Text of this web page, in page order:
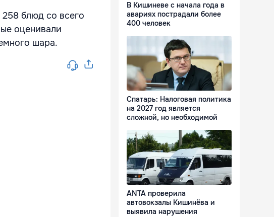
258 блюд со всего
оценивали
шара.
В Кишиневе с начала года в
авариях пострадали более
400 человек
Спатарь: Налоговая политика
на 2027 год является
сложной, но необходимой
ANTA проверила
автовокзалы Кишинёва и
выявила нарушения